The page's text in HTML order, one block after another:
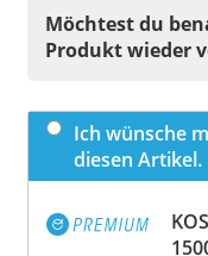
Möchtest du
Produkt wieder
Ich wünsche
diesen Artikel.